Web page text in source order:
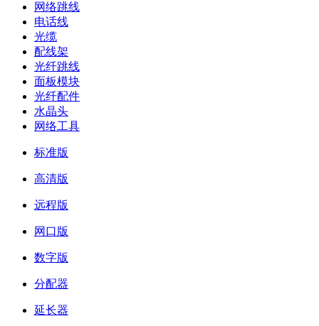
网络跳线
电话线
光缆
配线架
光纤跳线
面板模块
光纤配件
水晶头
网络工具
标准版
高清版
远程版
网口版
数字版
分配器
延长器